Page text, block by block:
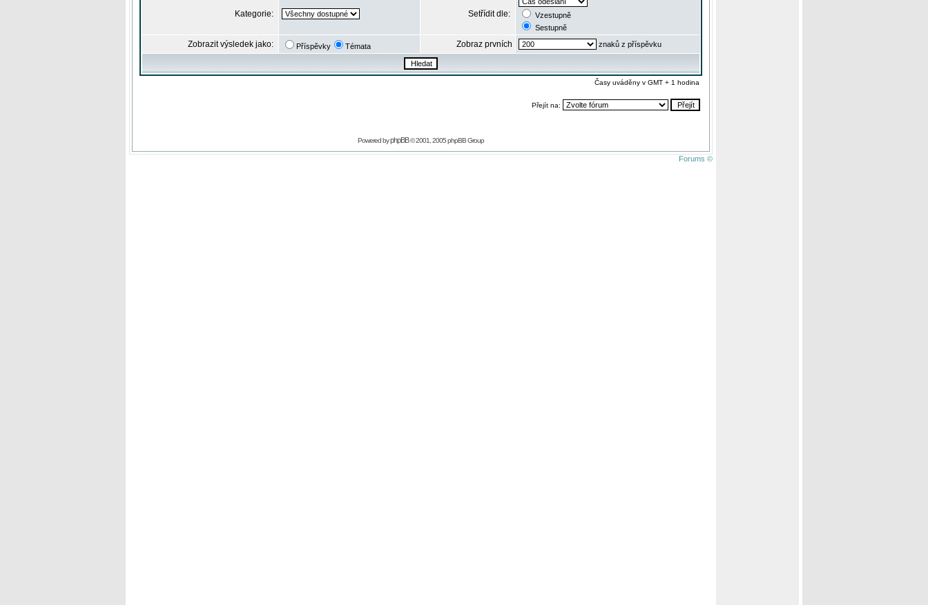
Kategorie: Setřídit dle:
Vzestupně
Sestupně
Zobrazit výsledek jako: Příspěvky Témata Zobraz prvních znaků z příspěvku
Časy uváděny v GMT + 1 hodina
Přejít na:
Powered byphpBB© 2001, 2005 phpBB Group
Forums ©